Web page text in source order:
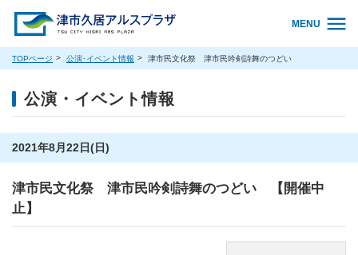
MENU
TOPページ 公演･イベント情報 津市民文化祭 津市民吟剣詩舞のつどい
公演・イベント情報
2021年8月22日(日)
津市民文化祭 津市民吟剣詩舞のつどい 【開催中
止】